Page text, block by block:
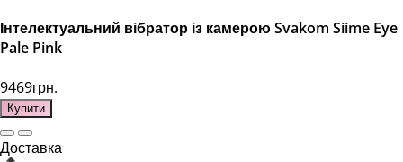
Інтелектуальний вібратор із камерою Svakom Siime Eye
Pale Pink
9469грн.
Купити
Доставка